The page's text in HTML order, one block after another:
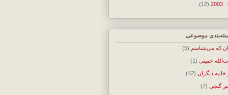
2003
(12)
موضوعی
که می‌شناسم (5)
خمینی (1)
خامه دیگران (42)
گنجی (7)